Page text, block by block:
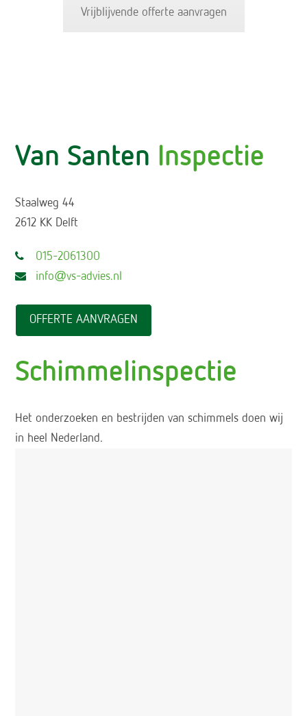
Vrijblijvende offerte aanvragen
Van Santen Inspectie
Staalweg 44
2612 KK Delft
015-2061300
info@vs-advies.nl
OFFERTE AANVRAGEN
Schimmelinspectie
Het onderzoeken en bestrijden van schimmels doen wij
in heel Nederland.